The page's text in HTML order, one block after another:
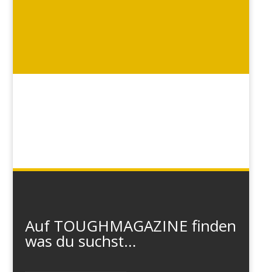
Auf TOUGHMAGAZINE finden
was du suchst...